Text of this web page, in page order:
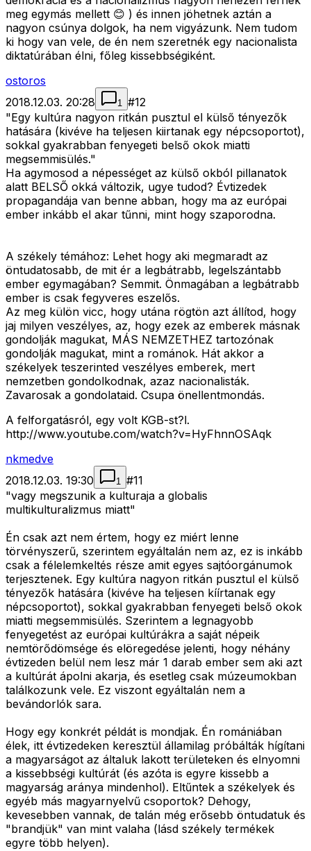
meg egymás mellett 😊 ) és innen jöhetnek aztán a
nagyon csúnya dolgok, ha nem vigyázunk. Nem tudom
ki hogy van vele, de én nem szeretnék egy nacionalista
diktatúrában élni, főleg kissebbségiként.
ostoros
2018.12.03. 20:28
1 #12
"Egy kultúra nagyon ritkán pusztul el külső tényezők
hatására (kivéve ha teljesen kiirtanak egy népcsoportot),
sokkal gyakrabban fenyegeti belső okok miatti
megsemmisülés."
Ha agymosod a népességet az külső okból pillanatok
alatt BELSŐ okká változik, ugye tudod? Évtizedek
propagandája van benne abban, hogy ma az európai
ember inkább el akar tűnni, mint hogy szaporodna.
A székely témához: Lehet hogy aki megmaradt az
öntudatosabb, de mit ér a legbátrabb, legelszántabb
ember egymagában? Semmit. Önmagában a legbátrabb
ember is csak fegyveres eszelős.
Az meg külön vicc, hogy utána rögtön azt állítod, hogy
jaj milyen veszélyes, az, hogy ezek az emberek másnak
gondolják magukat, MÁS NEMZETHEZ tartozónak
gondolják magukat, mint a románok. Hát akkor a
székelyek teszerinted veszélyes emberek, mert
nemzetben gondolkodnak, azaz nacionalisták.
Zavarosak a gondolataid. Csupa önellentmondás.
A felforgatásról, egy volt KGB-st?l.
http://www.youtube.com/watch?v=HyFhnnOSAqk
nkmedve
2018.12.03. 19:30
1 #11
"vagy megszunik a kulturaja a globalis
multikulturalizmus miatt"
Én csak azt nem értem, hogy ez miért lenne
törvényszerű, szerintem egyáltalán nem az, ez is inkább
csak a félelemkeltés része amit egyes sajtóorgánumok
terjesztenek. Egy kultúra nagyon ritkán pusztul el külső
tényezők hatására (kivéve ha teljesen kíírtanak egy
népcsoportot), sokkal gyakrabban fenyegeti belső okok
miatti megsemmisülés. Szerintem a legnagyobb
fenyegetést az európai kultúrákra a saját népeik
nemtörődömsége és elöregedése jelenti, hogy néhány
évtizeden belül nem lesz már 1 darab ember sem aki azt
a kultúrát ápolni akarja, és esetleg csak múzeumokban
találkozunk vele. Ez viszont egyáltalán nem a
bevándorlók sara.
Hogy egy konkrét példát is mondjak. Én romániában
élek, itt évtizedeken keresztül államilag próbálták hígítani
a magyarságot az általuk lakott területeken és elnyomni
a kissebbségi kultúrát (és azóta is egyre kissebb a
magyarság aránya mindenhol). Eltűntek a székelyek és
egyéb más magyarnyelvű csoportok? Dehogy,
kevesebben vannak, de talán még erősebb öntudatuk és
"brandjük" van mint valaha (lásd székely termékek
egyre több helyen).